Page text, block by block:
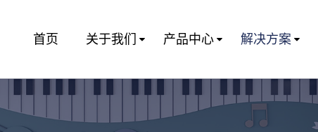
首页 关于我们 产品中心 解决方案